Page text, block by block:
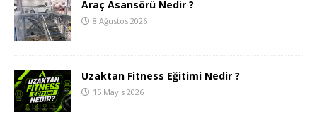
Araç Asansörü Nedir ?
8 Ağustos 2026
Uzaktan Fitness Eğitimi Nedir ?
15 Mayıs 2026